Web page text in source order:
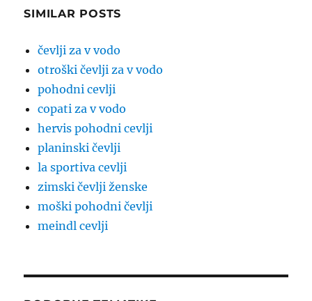
SIMILAR POSTS
čevlji za v vodo
otroški čevlji za v vodo
pohodni cevlji
copati za v vodo
hervis pohodni cevlji
planinski čevlji
la sportiva cevlji
zimski čevlji ženske
moški pohodni čevlji
meindl cevlji